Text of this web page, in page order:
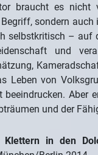
braucht es nicht
sondern auch
selbstkritisch – auf
und
Leben von
beeindrucken. Aber
und der
Klettern in den